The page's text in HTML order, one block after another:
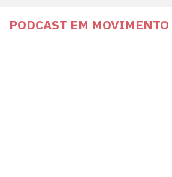
PODCAST EM MOVIMENTO